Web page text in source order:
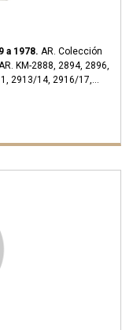
a 1978. AR. Colección
KM-2888, 2894, 2896,
2913/14, 2916/17,